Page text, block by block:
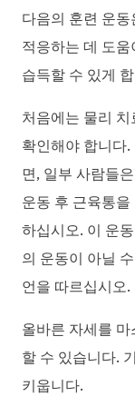
다음의 훈련 운
적응하는 데 도
습득할 수 있게
처음에는 물리
확인해야 합니다
면, 일부 사람들
운동 후 근육통
하십시오. 이 운
의 운동이 아닐
언을 따르십시오.
올바른 자세를
할 수 있습니다.
키웁니다.